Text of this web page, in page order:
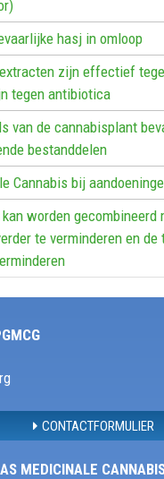
hasj in omloop
zijn effectief
tegen antibiotica
van de cannabisplant
bestanddelen
Cannabis bij
worden gecombineerd
te verminderen en
CONTACTFORMULIER
MEDICINALE